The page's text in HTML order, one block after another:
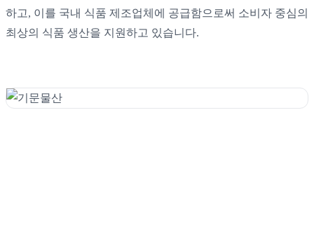
하고, 이를 국내 식품 제조업체에 공급함으로써 소비자 중심의
최상의 식품 생산을 지원하고 있습니다.